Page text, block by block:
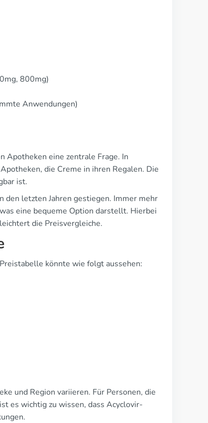
800mg)
Anwendungen)
Apotheken eine zentrale Frage. In
die Creme in ihren Regalen. Die
ist.
letzten Jahren gestiegen. Immer mehr
eine bequeme Option darstellt. Hierbei
die Preisvergleiche.
könnte wie folgt aussehen:
und Region variieren. Für Personen, die
es wichtig zu wissen, dass Acyclovir-